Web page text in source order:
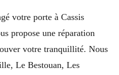
votre porte à Cassis
propose une réparation
votre tranquillité. Nous
Le Bestouan, Les